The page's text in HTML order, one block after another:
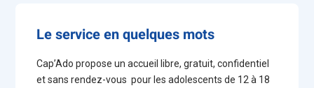
Le service en quelques mots
Cap’Ado propose un accueil libre, gratuit, confidentiel
et sans rendez-vous pour les adolescents de 12 à 18